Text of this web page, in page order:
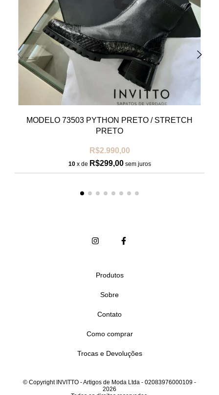
MODELO 73503 PYTHON PRETO / STRETCH
PRETO
R$2.990,00
10 x de R$299,00 sem juros
Produtos
Sobre
Contato
Como comprar
Trocas e Devoluções
© Copyright INVITTO - Artigos de Moda Ltda - 02083976000109 -
2026